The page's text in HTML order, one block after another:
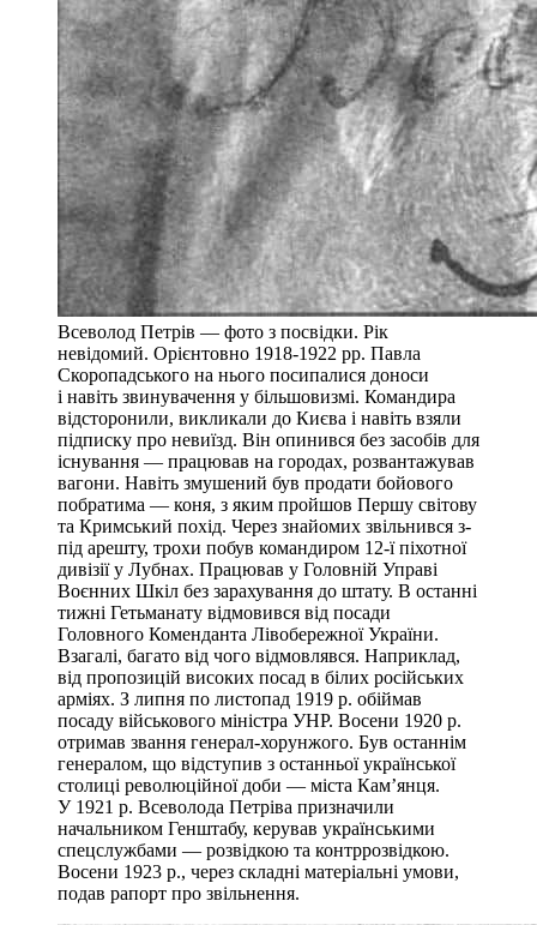
Всеволод Петрів — фото з посвідки. Рік
невідомий. Орієнтовно 1918-1922 рр. Павла
Скоропадського на нього посипалися доноси
і навіть звинувачення у більшовизмі. Командира
відсторонили, викликали до Києва і навіть взяли
підписку про невиїзд. Він опинився без засобів для
існування — працював на городах, розвантажував
вагони. Навіть змушений був продати бойового
побратима — коня, з яким пройшов Першу світову
та Кримський похід. Через знайомих звільнився з-
під арешту, трохи побув командиром 12-ї піхотної
дивізії у Лубнах. Працював у Головній Управі
Воєнних Шкіл без зарахування до штату. В останні
тижні Гетьманату відмовився від посади
Головного Коменданта Лівобережної України.
Взагалі, багато від чого відмовлявся. Наприклад,
від пропозицій високих посад в білих російських
арміях. З липня по листопад 1919 р. обіймав
посаду військового міністра УНР. Восени 1920 р.
отримав звання генерал-хорунжого. Був останнім
генералом, що відступив з останньої української
столиці революційної доби — міста Кам’янця.
У 1921 р. Всеволода Петріва призначили
начальником Генштабу, керував українськими
спецслужбами — розвідкою та контррозвідкою.
Восени 1923 р., через складні матеріальні умови,
подав рапорт про звільнення.